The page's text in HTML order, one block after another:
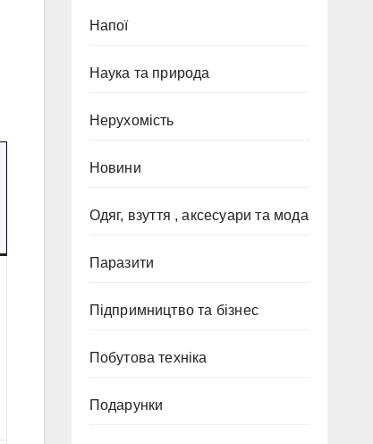
Напої
Наука та природа
Нерухомість
Новини
Одяг, взуття , аксесуари та мода
Паразити
Підпримництво та бізнес
Побутова техніка
Подарунки